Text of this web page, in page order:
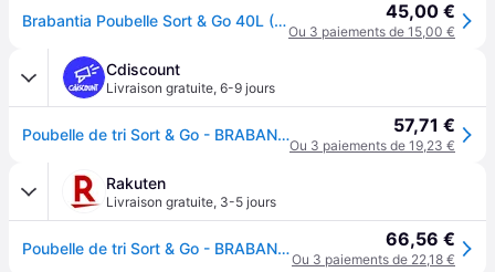
Brabantia Poubelle Sort & Go 40L (Gris Foncé) – Système de tri des déchets avec poignée de transport, couvercle amovible et à ouverture permanente – Poubelle cuisine à nettoyage facile sans rebords 45,00 €
Ou 3 paiements de 15,00 €
Cdiscount
Livraison gratuite, 6-9 jours
Poubelle de tri Sort & Go - BRABANTIA - 40 L - Gris 57,71 €
Ou 3 paiements de 19,23 €
Rakuten
Livraison gratuite, 3-5 jours
Poubelle de tri Sort & Go - BRABANTIA - 40 L - Gris 66,56 €
Ou 3 paiements de 22,18 €